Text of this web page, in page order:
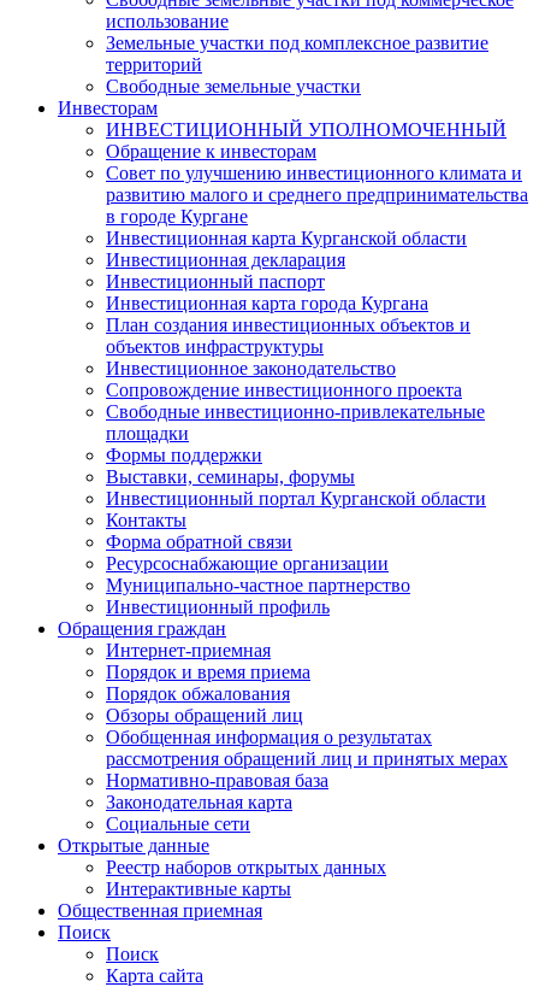
использование
Земельные участки под комплексное развитие
территорий
Свободные земельные участки
Инвесторам
ИНВЕСТИЦИОННЫЙ УПОЛНОМОЧЕННЫЙ
Обращение к инвесторам
Совет по улучшению инвестиционного климата и
развитию малого и среднего предпринимательства
в городе Кургане
Инвестиционная карта Курганской области
Инвестиционная декларация
Инвестиционный паспорт
Инвестиционная карта города Кургана
План создания инвестиционных объектов и
объектов инфраструктуры
Инвестиционное законодательство
Сопровождение инвестиционного проекта
Свободные инвестиционно-привлекательные
площадки
Формы поддержки
Выставки, семинары, форумы
Инвестиционный портал Курганской области
Контакты
Форма обратной связи
Ресурсоснабжающие организации
Муниципально-частное партнерство
Инвестиционный профиль
Обращения граждан
Интернет-приемная
Порядок и время приема
Порядок обжалования
Обзоры обращений лиц
Обобщенная информация о результатах
рассмотрения обращений лиц и принятых мерах
Нормативно-правовая база
Законодательная карта
Социальные сети
Открытые данные
Реестр наборов открытых данных
Интерактивные карты
Общественная приемная
Поиск
Поиск
Карта сайта